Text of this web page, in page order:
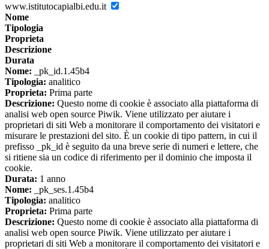
www.istitutocapialbi.edu.it
Nome
Tipologia
Proprieta
Descrizione
Durata
Nome: _pk_id.1.45b4
Tipologia: analitico
Proprieta: Prima parte
Descrizione: Questo nome di cookie è associato alla piattaforma di
analisi web open source Piwik. Viene utilizzato per aiutare i
proprietari di siti Web a monitorare il comportamento dei visitatori e
misurare le prestazioni del sito. È un cookie di tipo pattern, in cui il
prefisso _pk_id è seguito da una breve serie di numeri e lettere, che
si ritiene sia un codice di riferimento per il dominio che imposta il
cookie.
Durata: 1 anno
Nome: _pk_ses.1.45b4
Tipologia: analitico
Proprieta: Prima parte
Descrizione: Questo nome di cookie è associato alla piattaforma di
analisi web open source Piwik. Viene utilizzato per aiutare i
proprietari di siti Web a monitorare il comportamento dei visitatori e